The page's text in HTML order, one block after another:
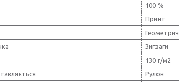
100 %
Принт
Зигзаги
130 г/м2
Рулон